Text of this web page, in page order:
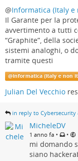
@Informatica (Italy e
Il Garante per la
avvertimento a tutti
“Graphite”, della
sistemi analoghi, o
tramite questi
@Informatica (Italy e non
Julian Del Vecchio
in reply to Cybersecurity
MicheleDV
1 anno fa • •
mi domando
siano